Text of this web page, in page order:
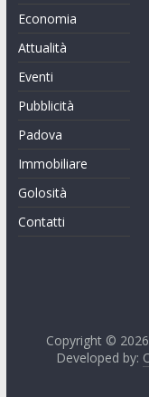
Economia
Attualità
Eventi
Pubblicità
Padova
Immobiliare
Golosità
Contatti
Copyright © 2026
Developed by: